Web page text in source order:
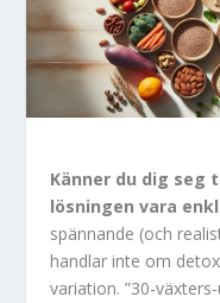
Känner du dig seg
lösningen vara
spännande (och
handlar inte om
variation. ”30-